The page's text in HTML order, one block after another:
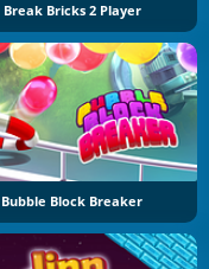
Break Bricks 2 Player
Bubble Block Breaker